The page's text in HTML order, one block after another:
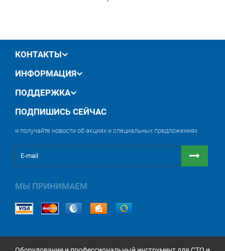
12 месяцев официальной гарантии от
КОНТАКТЫ
ИНФОРМАЦИЯ
ПОДДЕРЖКА
ПОДПИШИСЬ СЕЙЧАС
и получайте новости об акциях и специальных предложениях
МЫ ПРИНИМАЕМ